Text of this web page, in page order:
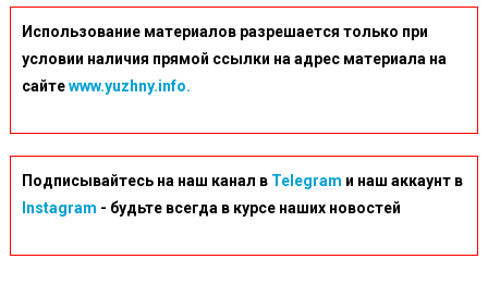
Использование материалов разрешается только при
условии наличия прямой ссылки на адрес материала на
сайтеwww.yuzhny.info.
Подписывайтесь на наш канал в Telegram и наш аккаунт в
Instagram - будьте всегда в курсе наших новостей